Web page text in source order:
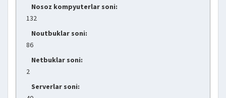
Nosoz kompyuterlar soni:
132
Noutbuklar soni:
86
Netbuklar soni:
2
Serverlar soni: